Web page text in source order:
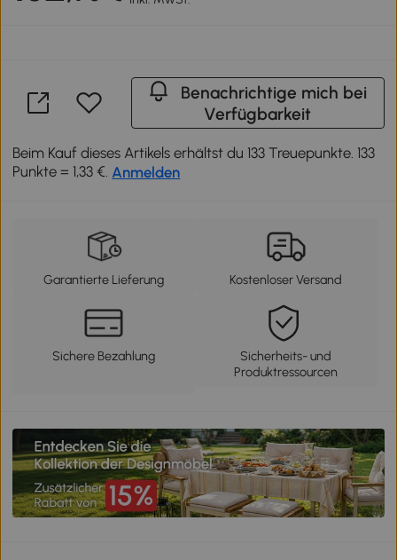
Benachrichtige mich bei
Verfügbarkeit
Beim Kauf dieses Artikels erhältst du 133 Treuepunkte. 133
Punkte = 1,33 €. Anmelden
Garantierte Lieferung Kostenloser Versand
Sichere Bezahlung
Sicherheits- und
Produktressourcen